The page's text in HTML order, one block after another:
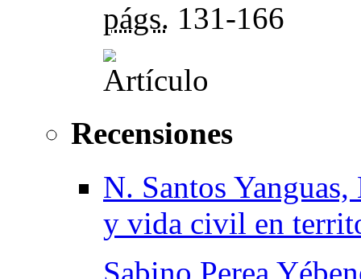
págs. 131-166
Recensiones
N. Santos
y vida civil en
Sabino Perea